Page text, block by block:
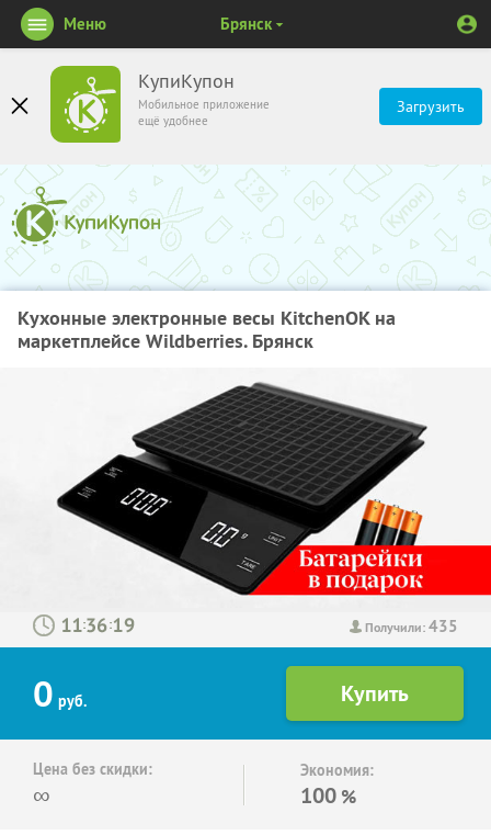
КупиКупон
Мобильное приложение
ещё удобнее
Загрузить
Меню Брянск
Кухонные электронные весы KitchenOK на
маркетплейсе Wildberries. Брянск
Получили:435
: :
0 руб.
Цена без скидки:
∞
Экономия:
100 %